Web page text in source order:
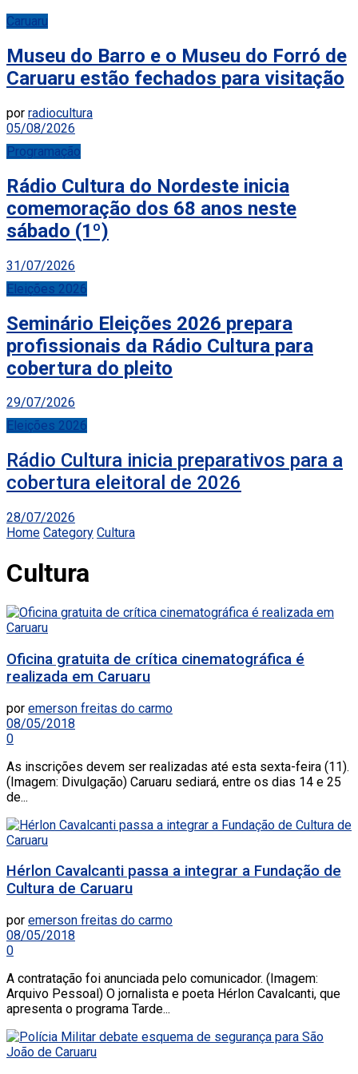
Caruaru
Museu do Barro e o Museu do Forró de
Caruaru estão fechados para visitação
por radiocultura
05/08/2026
Programação
Rádio Cultura do Nordeste inicia
comemoração dos 68 anos neste
sábado (1º)
31/07/2026
Eleições 2026
Seminário Eleições 2026 prepara
profissionais da Rádio Cultura para
cobertura do pleito
29/07/2026
Eleições 2026
Rádio Cultura inicia preparativos para a
cobertura eleitoral de 2026
28/07/2026
Home Category Cultura
Cultura
Oficina gratuita de crítica cinematográfica é
realizada em Caruaru
por emerson freitas do carmo
08/05/2018
0
As inscrições devem ser realizadas até esta sexta-feira (11).
(Imagem: Divulgação) Caruaru sediará, entre os dias 14 e 25
de...
Hérlon Cavalcanti passa a integrar a Fundação de
Cultura de Caruaru
por emerson freitas do carmo
08/05/2018
0
A contratação foi anunciada pelo comunicador. (Imagem:
Arquivo Pessoal) O jornalista e poeta Hérlon Cavalcanti, que
apresenta o programa Tarde...